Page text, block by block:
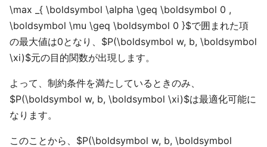
\max _{ \boldsymbol \alpha \geq \boldsymbol 0 ,
\boldsymbol \mu \geq \boldsymbol 0 }$で囲まれた項
の最大値は0となり、$P(\boldsymbol w, b, \boldsymbol
\xi)$元の目的関数が出現します。
よって、制約条件を満たしているときのみ、
$P(\boldsymbol w, b, \boldsymbol \xi)$は最適化可能に
なります。
このことから、$P(\boldsymbol w, b, \boldsymbol